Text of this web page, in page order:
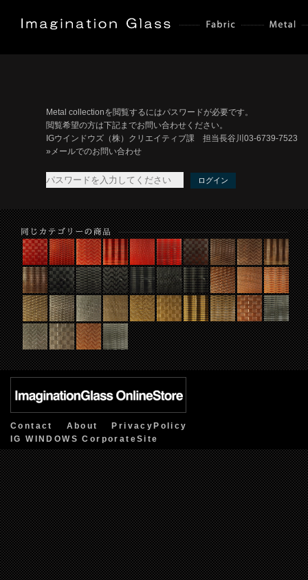
Metal collectionを閲覧するにはパスワードが必要です。
閲覧希望の方は下記までお問い合わせください。
IGウインドウズ（株）クリエイティブ課 担当長谷川03-6739-7523
»メールでのお問い合わせ
Contact About
PrivacyPolicy
IG WINDOWS CorporateSite